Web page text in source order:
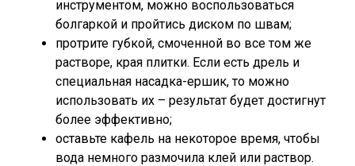
инструментом, можно воспользоваться
болгаркой и пройтись диском по швам;
протрите губкой, смоченной во все том же
растворе, края плитки. Если есть дрель и
специальная насадка-ершик, то можно
использовать их – результат будет достигнут
более эффективно;
оставьте кафель на некоторое время, чтобы
вода немного размочила клей или раствор.